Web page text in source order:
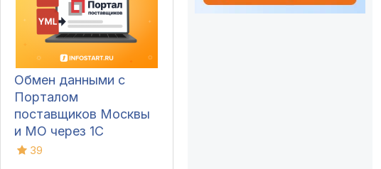
Обмен данными с
Порталом
поставщиков Москвы
и МО через 1С
39